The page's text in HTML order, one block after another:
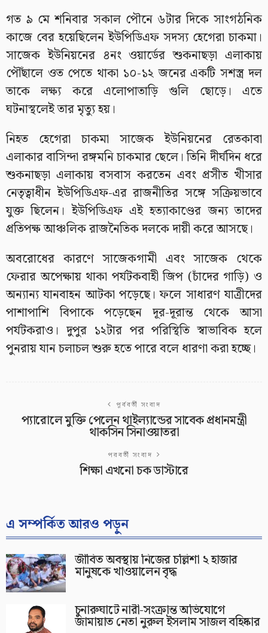
গত ৯ মে শনিবার সকাল পৌনে ৬টার দিকে সাংগঠনিক
কাজে বের হয়েছিলেন ইউপিডিএফ সদস্য হেগেরা চাকমা।
সাজেক ইউনিয়নের ৪নং ওয়ার্ডের শুকনাছড়া এলাকায়
পৌঁছালে ওত পেতে থাকা ১০-১২ জনের একটি সশস্ত্র দল
তাকে লক্ষ্য করে এলোপাতাড়ি গুলি ছোড়ে। এতে
ঘটনাস্থলেই তার মৃত্যু হয়।
নিহত হেগেরা চাকমা সাজেক ইউনিয়নের রেতকাবা
এলাকার বাসিন্দা রঙ্গমনি চাকমার ছেলে। তিনি দীর্ঘদিন ধরে
শুকনাছড়া এলাকায় বসবাস করতেন এবং প্রসীত খীসার
নেতৃত্বাধীন ইউপিডিএফ-এর রাজনীতির সঙ্গে সক্রিয়ভাবে
যুক্ত ছিলেন। ইউপিডিএফ এই হত্যাকাণ্ডের জন্য তাদের
প্রতিপক্ষ আঞ্চলিক রাজনৈতিক দলকে দায়ী করে আসছে।
অবরোধের কারণে সাজেকগামী এবং সাজেক থেকে
ফেরার অপেক্ষায় থাকা পর্যটকবাহী জিপ (চাঁদের গাড়ি) ও
অন্যান্য যানবাহন আটকা পড়েছে। ফলে সাধারণ যাত্রীদের
পাশাপাশি বিপাকে পড়েছেন দূর-দূরান্ত থেকে আসা
পর্যটকরাও। দুপুর ১২টার পর পরিস্থিতি স্বাভাবিক হলে
পুনরায় যান চলাচল শুরু হতে পারে বলে ধারণা করা হচ্ছে।
পূর্ববর্তী সংবাদ
প্যারোলে মুক্তি পেলেন থাইল্যান্ডের সাবেক প্রধানমন্ত্রী
থাকসিন সিনাওয়াতরা
পরবর্তী সংবাদ
শিক্ষা এখনো চক ডাস্টারে
এ সম্পর্কিত আরও পড়ুন
জীবিত অবস্থায় নিজের চল্লিশা ২ হাজার
মানুষকে খাওয়ালেন বৃদ্ধ
চুনারুঘাটে নারী-সংক্রান্ত অভিযোগে
জামায়াত নেতা নুরুল ইসলাম সাজল বহিষ্কার